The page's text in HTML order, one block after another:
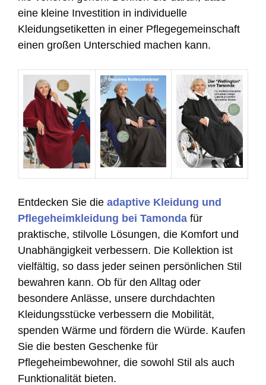
eine kleine Investition in individuelle
Kleidungsetiketten in einer Pflegegemeinschaft
einen großen Unterschied machen kann.
Entdecken Sie die adaptive Kleidung und
Pflegeheimkleidung bei Tamonda für
praktische, stilvolle Lösungen, die Komfort und
Unabhängigkeit verbessern. Die Kollektion ist
vielfältig, so dass jeder seinen persönlichen Stil
bewahren kann. Ob für den Alltag oder
besondere Anlässe, unsere durchdachten
Kleidungsstücke verbessern die Mobilität,
spenden Wärme und fördern die Würde. Kaufen
Sie die besten Geschenke für
Pflegeheimbewohner, die sowohl Stil als auch
Funktionalität bieten.